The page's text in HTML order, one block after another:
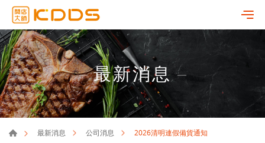
最新消息
最新消息 公司消息 2026清明連假備貨通知